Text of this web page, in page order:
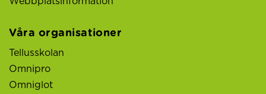
Våra organisationer
Tellusskolan
Omnipro
Omniglot